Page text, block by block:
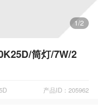
1/2
筒灯/7W/2
产品ID：205962